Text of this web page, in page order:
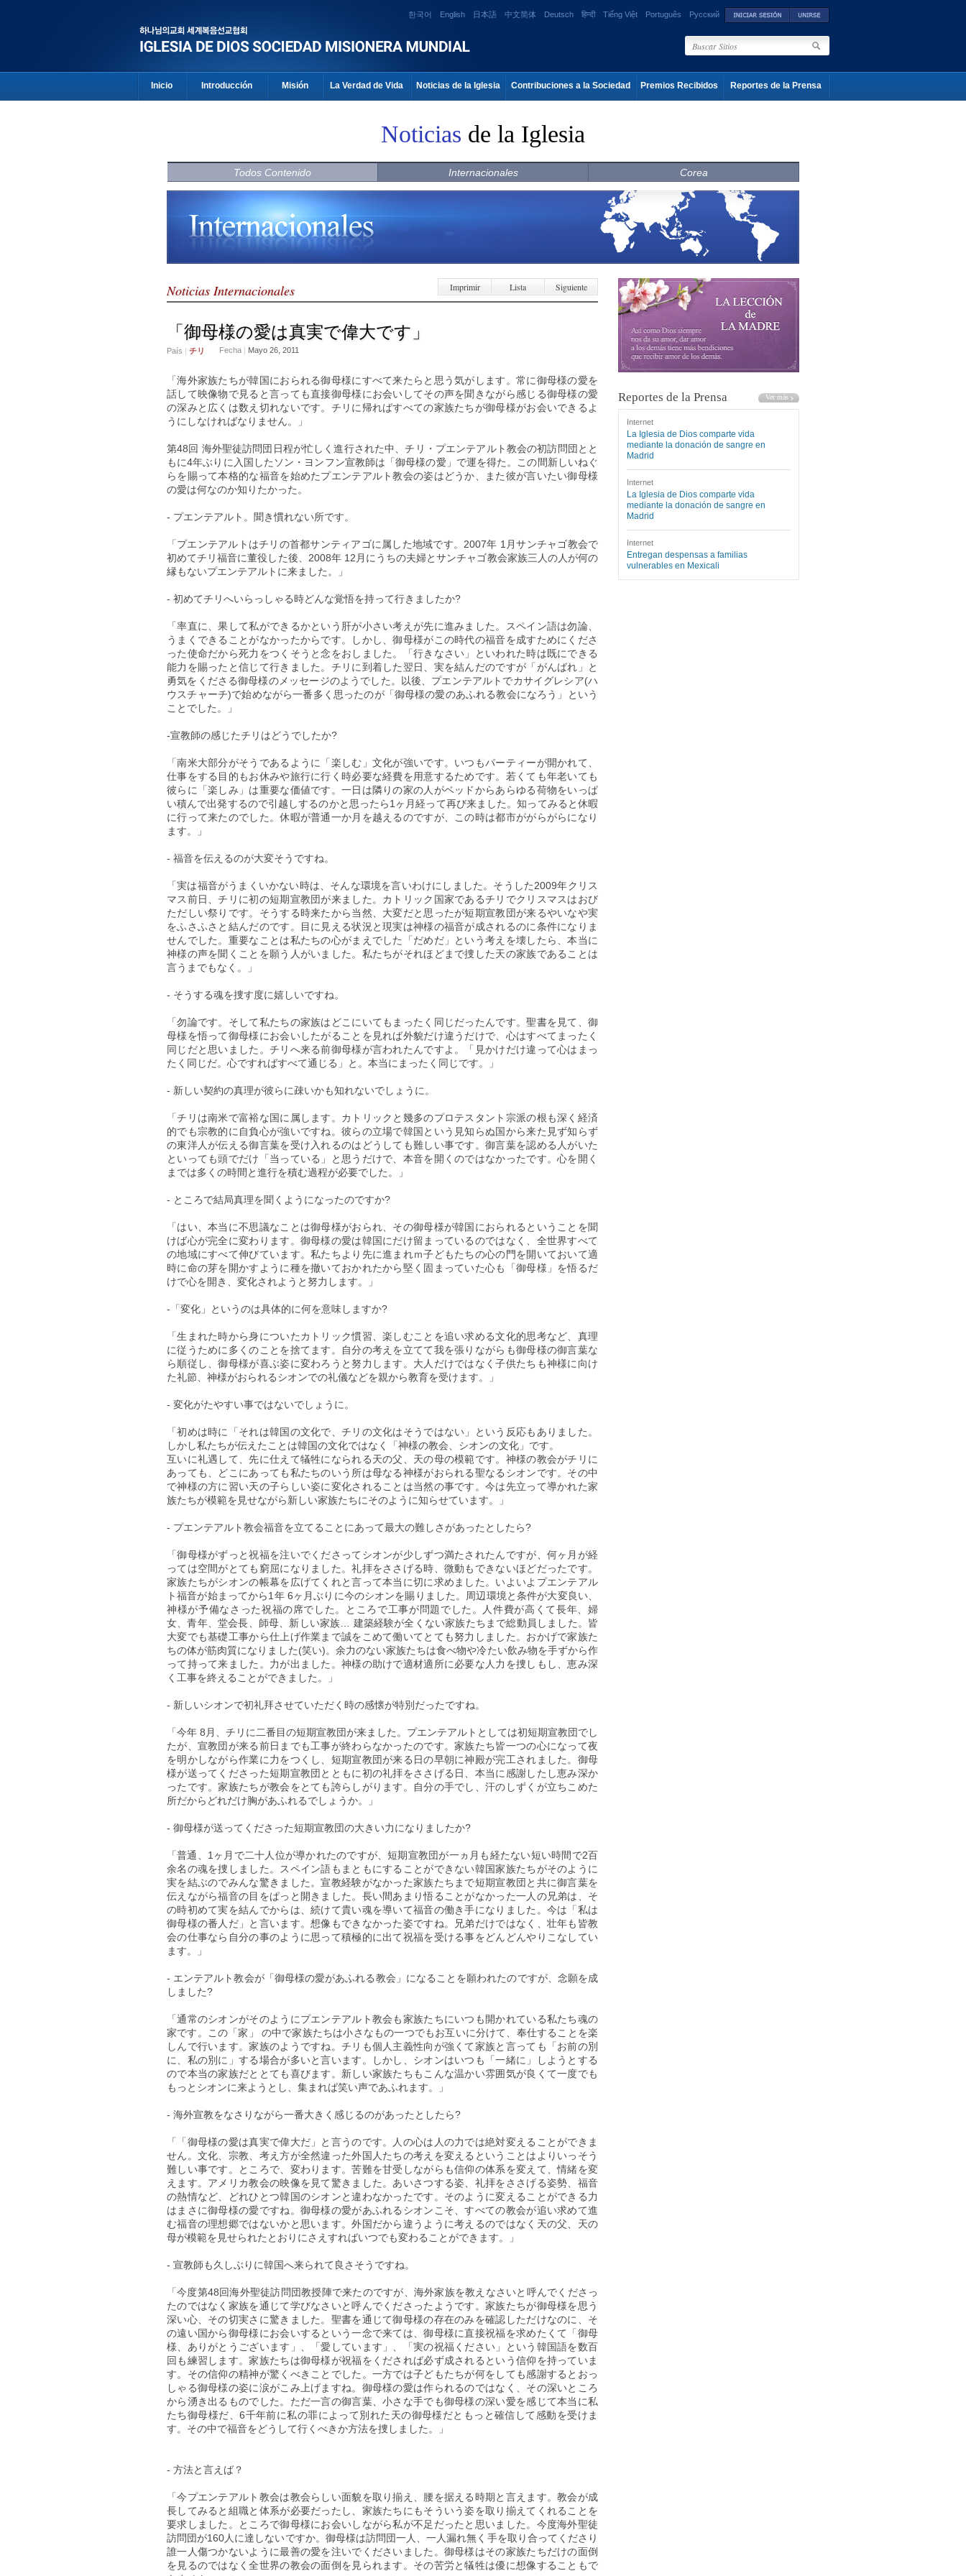
한국어 English 日本語 中文简体 Deutsch हिन्दी Tiếng Việt Português Русский
Inicio Introducción Misión La Verdad de Vida Noticias de la Iglesia Contribuciones a la Sociedad Premios Recibidos Reportes de la Prensa
Noticias de la Iglesia
Todos Contenido Internacionales Corea
Noticias Internacionales Imprimir Lista Siguiente
「御母様の愛は真実で偉大です」
País | チリ Fecha | Mayo 26, 2011
「海外家族たちが韓国におられる御母様にすべて来たらと思う気がします。常に御母様の愛を
話して映像物で見ると言っても直接御母様にお会いしてその声を聞きながら感じる御母様の愛
の深みと広くは数え切れないです。チリに帰ればすべての家族たちが御母様がお会いできるよ
うにしなければなりません。」
第48回 海外聖徒訪問団日程が忙しく進行された中、チリ・プエンテアルト教会の初訪問団とと
もに4年ぶりに入国したソン・ヨンフン宣教師は「御母様の愛」で運を得た。この間新しいねぐ
らを賜って本格的な福音を始めたプエンテアルト教会の姿はどうか、また彼が言いたい御母様
の愛は何なのか知りたかった。
- プエンテアルト。聞き慣れない所です。
「プエンテアルトはチリの首都サンティアゴに属した地域です。2007年 1月サンチャゴ教会で
初めてチリ福音に董役した後、2008年 12月にうちの夫婦とサンチャゴ教会家族三人の人が何の
縁もないプエンテアルトに来ました。」
- 初めてチリへいらっしゃる時どんな覚悟を持って行きましたか?
「率直に、果して私ができるかという肝が小さい考えが先に進みました。スペイン語は勿論、
うまくできることがなかったからです。しかし、御母様がこの時代の福音を成すためにくださ
った使命だから死力をつくそうと念をおしました。「行きなさい」といわれた時は既にできる
能力を賜ったと信じて行きました。チリに到着した翌日、実を結んだのですが「がんばれ」と
勇気をくださる御母様のメッセージのようでした。以後、プエンテアルトでカサイグレシア(ハ
ウスチャーチ)で始めながら一番多く思ったのが「御母様の愛のあふれる教会になろう」という
ことでした。」
-宣教師の感じたチリはどうでしたか?
「南米大部分がそうであるように「楽しむ」文化が強いです。いつもパーティーが開かれて、
仕事をする目的もお休みや旅行に行く時必要な経費を用意するためです。若くても年老いても
彼らに「楽しみ」は重要な価値です。一日は隣りの家の人がベッドからあらゆる荷物をいっぱ
い積んで出発するので引越しするのかと思ったら1ヶ月経って再び来ました。知ってみると休暇
に行って来たのでした。休暇が普通一か月を越えるのですが、この時は都市ががらがらになり
ます。」
- 福音を伝えるのが大変そうですね。
「実は福音がうまくいかない時は、そんな環境を言いわけにしました。そうした2009年クリス
マス前日、チリに初の短期宣教団が来ました。カトリック国家であるチリでクリスマスはおび
ただしい祭りです。そうする時来たから当然、大変だと思ったが短期宣教団が来るやいなや実
をふさふさと結んだのです。目に見える状況と現実は神様の福音が成されるのに条件になりま
せんでした。重要なことは私たちの心がまえでした「だめだ」という考えを壊したら、本当に
神様の声を聞くことを願う人がいました。私たちがそれほどまで捜した天の家族であることは
言うまでもなく。」
- そうする魂を捜す度に嬉しいですね。
「勿論です。そして私たちの家族はどこにいてもまったく同じだったんです。聖書を見て、御
母様を悟って御母様にお会いしたがることを見れば外貌だけ違うだけで、心はすべてまったく
同じだと思いました。チリへ来る前御母様が言われたんですよ。「見かけだけ違って心はまっ
たく同じだ。心ですればすべて通じる」と。本当にまったく同じです。」
- 新しい契約の真理が彼らに疎いかも知れないでしょうに。
「チリは南米で富裕な国に属します。カトリックと幾多のプロテスタント宗派の根も深く経済
的でも宗教的に自負心が強いですね。彼らの立場で韓国という見知らぬ国から来た見ず知らず
の東洋人が伝える御言葉を受け入れるのはどうしても難しい事です。御言葉を認める人がいた
といっても頭でだけ「当っている」と思うだけで、本音を開くのではなかったです。心を開く
までは多くの時間と進行を積む過程が必要でした。」
- ところで結局真理を聞くようになったのですか?
「はい、本当に不思議なことは御母様がおられ、その御母様が韓国におられるということを聞
けば心が完全に変わります。御母様の愛は韓国にだけ留まっているのではなく、全世界すべて
の地域にすべて伸びています。私たちより先に進まれｍ子どもたちの心の門を開いておいて適
時に命の芽を開かすように種を撤いておかれたから堅く固まっていた心も「御母様」を悟るだ
けで心を開き、変化されようと努力します。」
-「変化」というのは具体的に何を意味しますか?
「生まれた時から身についたカトリック慣習、楽しむことを追い求める文化的思考など、真理
に従うために多くのことを捨てます。自分の考えを立てて我を張りながらも御母様の御言葉な
ら順従し、御母様が喜ぶ姿に変わろうと努力します。大人だけではなく子供たちも神様に向け
た礼節、神様がおられるシオンでの礼儀などを親から教育を受けます。」
- 変化がたやすい事ではないでしょうに。
「初めは時に「それは韓国の文化で、チリの文化はそうではない」という反応もありました。
しかし私たちが伝えたことは韓国の文化ではなく「神様の教会、シオンの文化」です。
互いに礼遇して、先に仕えて犠牲になられる天の父、天の母の模範です。神様の教会がチリに
あっても、どこにあっても私たちのいう所は母なる神様がおられる聖なるシオンです。その中
で神様の方に習い天の子らしい姿に変化されることは当然の事です。今は先立って導かれた家
族たちが模範を見せながら新しい家族たちにそのように知らせています。」
- プエンテアルト教会福音を立てることにあって最大の難しさがあったとしたら?
「御母様がずっと祝福を注いでくださってシオンが少しずつ満たされたんですが、何ヶ月が経
っては空間がとても窮屈になりました。礼拝をささげる時、微動もできないほどだったです。
家族たちがシオンの帳幕を広げてくれと言って本当に切に求めました。いよいよプエンテアル
ト福音が始まってから1年 6ヶ月ぶりに今のシオンを賜りました。周辺環境と条件が大変良い、
神様が予備なさった祝福の席でした。ところで工事が問題でした。人件費が高くて長年、婦
女、青年、堂会長、師母、新しい家族… 建築経験が全くない家族たちまで総動員しました。皆
大変でも基礎工事から仕上げ作業まで誠をこめて働いてとても努力しました。おかげで家族た
ちの体が筋肉質になりました(笑い)。余力のない家族たちは食べ物や冷たい飲み物を手ずから作
って持って来ました。力が出ました。神様の助けで適材適所に必要な人力を捜しもし、恵み深
く工事を終えることができました。」
- 新しいシオンで初礼拜させていただく時の感懐が特別だったですね。
「今年 8月、チリに二番目の短期宣教団が来ました。プエンテアルトとしては初短期宣教団でし
たが、宣教団が来る前日までも工事が終わらなかったのです。家族たち皆一つの心になって夜
を明かしながら作業に力をつくし、短期宣教団が来る日の早朝に神殿が完工されました。御母
様が送ってくださった短期宣教団とともに初の礼拝をささげる日、本当に感謝したし恵み深か
ったです。家族たちが教会をとても誇らしがります。自分の手でし、汗のしずくが立ちこめた
所だからどれだけ胸があふれるでしょうか。」
- 御母様が送ってくださった短期宣教団の大きい力になりましたか?
「普通、1ヶ月で二十人位が導かれたのですが、短期宣教団が一ヵ月も経たない短い時間で2百
余名の魂を捜しました。スペイン語もまともにすることができない韓国家族たちがそのように
実を結ぶのでみんな驚きました。宣教経験がなかった家族たちまで短期宣教団と共に御言葉を
伝えながら福音の目をぱっと開きました。長い間あまり悟ることがなかった一人の兄弟は、そ
の時初めて実を結んでからは、続けて貴い魂を導いて福音の働き手になりました。今は「私は
御母様の番人だ」と言います。想像もできなかった姿ですね。兄弟だけではなく、壮年も皆教
会の仕事なら自分の事のように思って積極的に出て祝福を受ける事をどんどんやりこなしてい
ます。」
- エンテアルト教会が「御母様の愛があふれる教会」になることを願われたのですが、念願を成
しました?
「通常のシオンがそのようにプエンテアルト教会も家族たちにいつも開かれている私たち魂の
家です。この「家」 の中で家族たちは小さなもの一つでもお互いに分けて、奉仕することを楽
しんで行います。家族のようですね。チリも個人主義性向が強くて家族と言っても「お前の別
に、私の別に」する場合が多いと言います。しかし、シオンはいつも「一緒に」しようとする
ので本当の家族だととても喜びます。新しい家族たちもこんな温かい雰囲気が良くて一度でも
もっとシオンに来ようとし、集まれば笑い声であふれます。」
- 海外宣教をなさりながら一番大きく感じるのがあったとしたら?
「「御母様の愛は真実で偉大だ」と言うのです。人の心は人の力では絶対変えることができま
せん。文化、宗教、考え方が全然違った外国人たちの考えを変えるということはよりいっそう
難しい事です。ところで、変わります。苦難を甘受しながらも信仰の体系を変えて、情緒を変
えます。アメリカ教会の映像を見て驚きました。あいさつする姿、礼拝をささげる姿勢、福音
の熱情など、どれひとつ韓国のシオンと違わなかったです。そのように変えることができる力
はまさに御母様の愛ですね。御母様の愛があふれるシオンこそ、すべての教会が追い求めて進
む福音の理想郷ではないかと思います。外国だから違うように考えるのではなく天の父、天の
母が模範を見せられたとおりにさえすればいつでも変わることができます。」
- 宣教師も久しぶりに韓国へ来られて良さそうですね。
「今度第48回海外聖徒訪問団教授陣で来たのですが、海外家族を教えなさいと呼んでくださっ
たのではなく家族を通じて学びなさいと呼んでくださったようです。家族たちが御母様を思う
深い心、その切実さに驚きました。聖書を通じて御母様の存在のみを確認しただけなのに、そ
の遠い国から御母様にお会いするという一念で来ては、御母様に直接祝福を求めたくて「御母
様、ありがとうございます」、「愛しています」、「実の祝福ください」という韓国語を数百
回も練習します。家族たちは御母様が祝福をくだされば必ず成されるという信仰を持っていま
す。その信仰の精神が驚くべきことでした。一方では子どもたちが何をしても感謝するとおっ
しゃる御母様の姿に涙がこみ上げますね。御母様の愛は作られるのではなく、その深いところ
から湧き出るものでした。ただ一言の御言葉、小さな手でも御母様の深い愛を感じて本当に私
たち御母様だ、6千年前に私の罪によって別れた天の御母様だともっと確信して感動を受けま
す。その中で福音をどうして行くべきか方法を捜しました。」
- 方法と言えば？
「今プエンテアルト教会は教会らしい面貌を取り揃え、腰を据える時期と言えます。教会が成
長してみると組職と体系が必要だったし、家族たちにもそういう姿を取り揃えてくれることを
要求しました。ところで御母様にお会いしながら私が不足だったと思いました。今度海外聖徒
訪問団が160人に達しないですか。御母様は訪問団一人、一人漏れ無く手を取り合ってくださり
誰一人傷つかないように最善の愛を注いでくださいました。御母様はその家族たちだけの面倒
を見るのではなく全世界の教会の面倒を見られます。その苦労と犠牲は優に想像することもで
Reportes de la Prensa
Internet
La Iglesia de Dios comparte vida
mediante la donación de sangre en
Madrid
Internet
La Iglesia de Dios comparte vida
mediante la donación de sangre en
Madrid
Internet
Entregan despensas a familias
vulnerables en Mexicali